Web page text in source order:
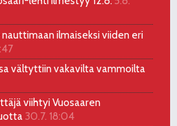
ilmaiseksi viiden eri
vältyttiin vakavilta vammoilta
viihtyi Vuosaaren
30.7. 18:04